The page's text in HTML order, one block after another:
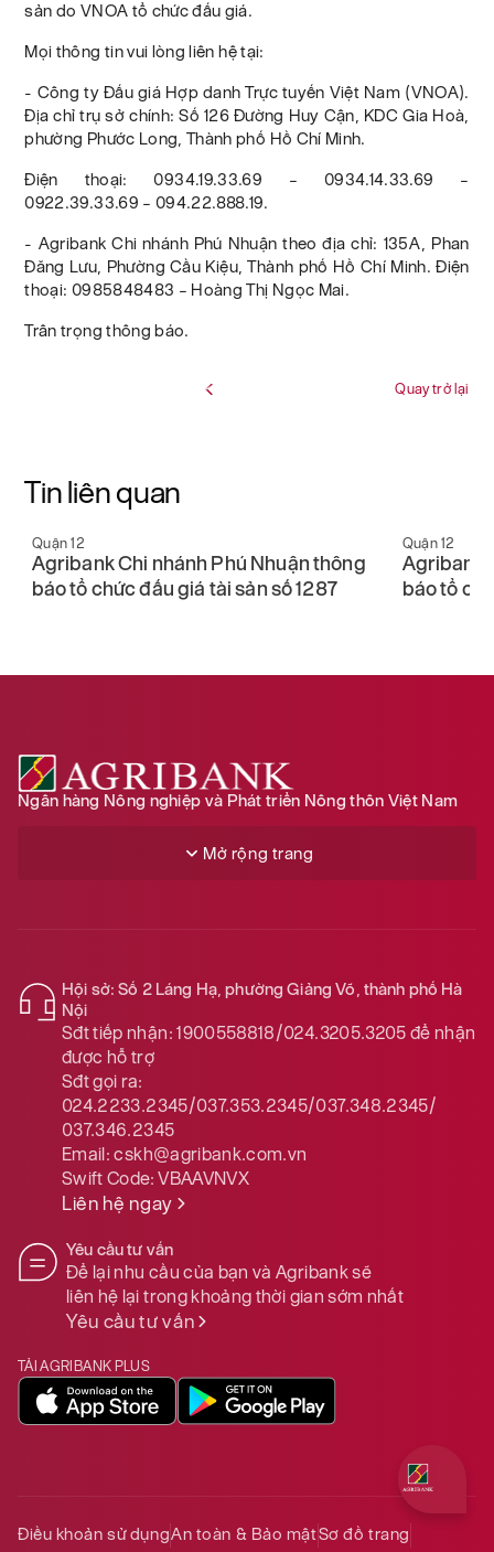
sản do VNOA tổ chức đấu giá.
Mọi thông tin vui lòng liên hệ tại:
- Công ty Đấu giá Hợp danh Trực tuyến Việt Nam (VNOA).
Địa chỉ trụ sở chính: Số 126 Đường Huy Cận, KDC Gia Hoà,
phường Phước Long, Thành phố Hồ Chí Minh.
Điện thoại: 0934.19.33.69 – 0934.14.33.69 –
0922.39.33.69 – 094.22.888.19.
- Agribank Chi nhánh Phú Nhuận theo địa chỉ: 135A, Phan
Đăng Lưu, Phường Cầu Kiệu, Thành phố Hồ Chí Minh. Điện
thoại: 0985848483 – Hoàng Thị Ngọc Mai.
Trân trọng thông báo.
Quay trở lại
Tin liên quan
Quận 12
Agribank Chi nhánh Phú Nhuận thông
báo tổ chức đấu giá tài sản số 1292
Quận 12
Agribank
báo kết
Ngân hàng Nông nghiệp và Phát triển Nông thôn Việt Nam
Mở rộng trang
Hội sở: Số 2 Láng Hạ, phường Giảng Võ, thành phố Hà
Nội
Sđt tiếp nhận: 1900558818/024.3205.3205để nhận
được hỗ trợ
Sđt gọi ra:
024.2233.2345/037.353.2345/037.348.2345/
037.346.2345
Email:cskh@agribank.com.vn
Swift Code:VBAAVNVX
Liên hệ ngay
Yêu cầu tư vấn
Để lại nhu cầu của bạn và Agribank sẽ
liên hệ lại trong khoảng thời gian sớm nhất
Yêu cầu tư vấn
TẢI AGRIBANK PLUS
Điều khoản sử dụngAn toàn & Bảo mậtSơ đồ trang
Quý